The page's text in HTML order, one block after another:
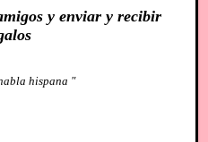
y enviar y recibir
hispana "